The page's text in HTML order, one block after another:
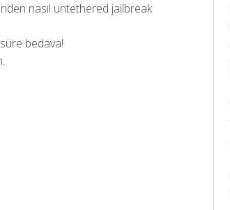
nasıl untethered jailbreak
bedava!